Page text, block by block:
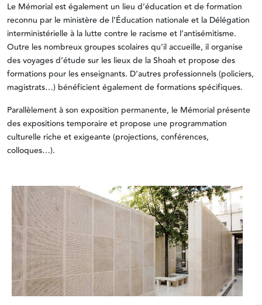
Le Mémorial est également un lieu d’éducation et de formation
reconnu par le ministère de l’Éducation nationale et la Délégation
interministérielle à la lutte contre le racisme et l’antisémitisme.
Outre les nombreux groupes scolaires qu’il accueille, il organise
des voyages d’étude sur les lieux de la Shoah et propose des
formations pour les enseignants. D’autres professionnels (policiers,
magistrats…) bénéficient également de formations spécifiques.
Parallèlement à son exposition permanente, le Mémorial présente
des expositions temporaire et propose une programmation
culturelle riche et exigeante (projections, conférences,
colloques…).